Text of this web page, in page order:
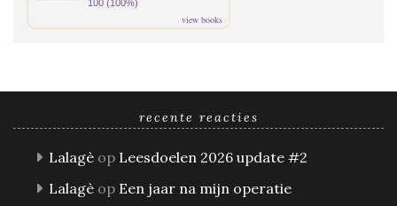
100 (100%)
view books
recente reacties
Lalagè op Leesdoelen 2026 update #2
Lalagè op Een jaar na mijn operatie